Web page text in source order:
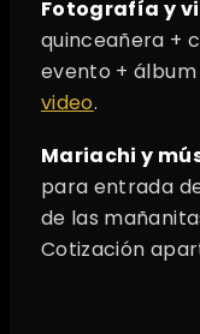
Fotografía y
quinceañera +
evento +
video.
Mariachi y
para entrada
de las
Cotización